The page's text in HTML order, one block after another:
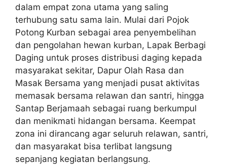
dalam empat zona utama yang saling
terhubung satu sama lain. Mulai dari Pojok
Potong Kurban sebagai area penyembelihan
dan pengolahan hewan kurban, Lapak Berbagi
Daging untuk proses distribusi daging kepada
masyarakat sekitar, Dapur Olah Rasa dan
Masak Bersama yang menjadi pusat aktivitas
memasak bersama relawan dan santri, hingga
Santap Berjamaah sebagai ruang berkumpul
dan menikmati hidangan bersama. Keempat
zona ini dirancang agar seluruh relawan, santri,
dan masyarakat bisa terlibat langsung
sepanjang kegiatan berlangsung.